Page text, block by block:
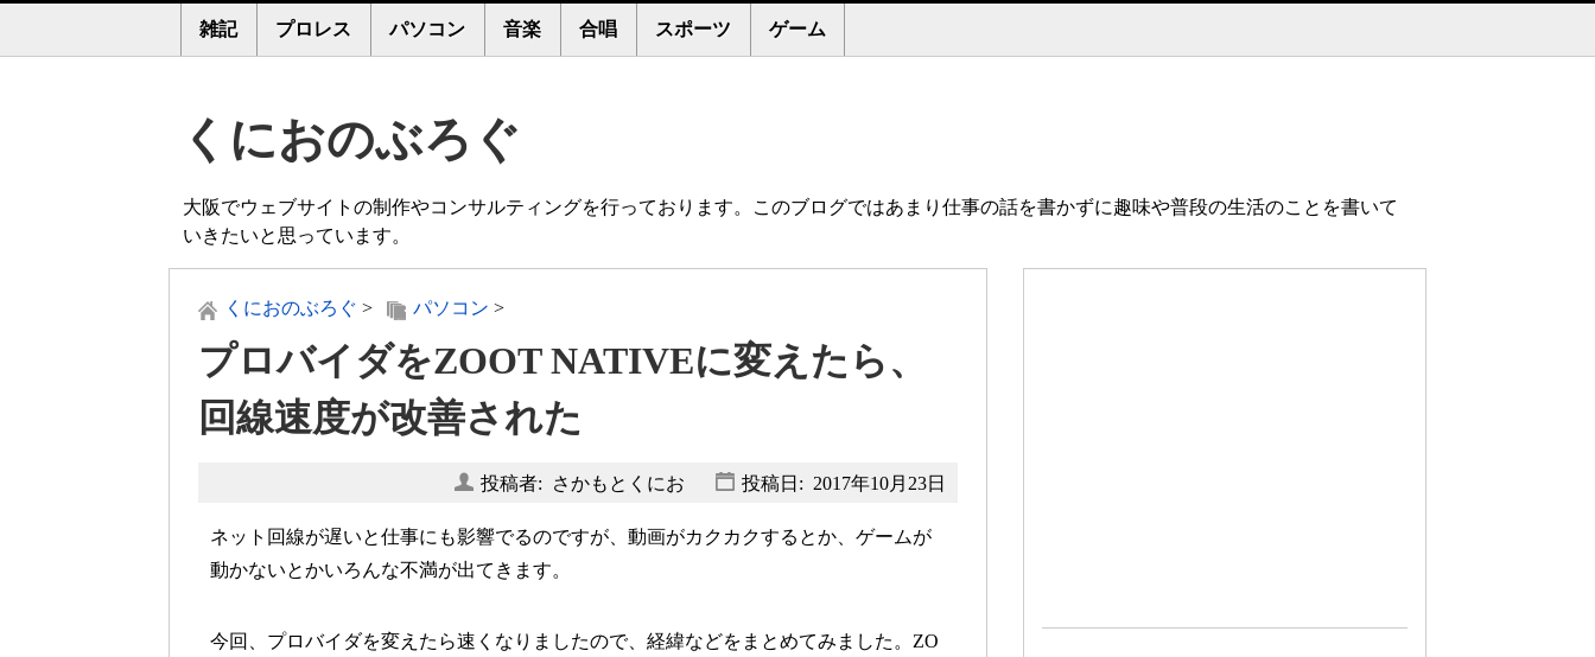
雑記 プロレス パソコン 音楽 合唱 スポーツ ゲーム
くにおのぶろぐ
大阪でウェブサイトの制作やコンサルティングを行っております。このブログではあまり仕事の話を書かずに趣味や普段の生活のことを書いて
いきたいと思っています。
くにおのぶろぐ > パソコン >
プロバイダをZOOT NATIVEに変えたら、
回線速度が改善された
投稿者: さかもとくにお 投稿日: 2017年10月23日
ネット回線が遅いと仕事にも影響でるのですが、動画がカクカクするとか、ゲームが
動かないとかいろんな不満が出てきます。
今回、プロバイダを変えたら速くなりましたので、経緯などをまとめてみました。ZO